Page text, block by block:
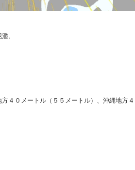
、
４０メートル（５５メートル）、沖縄地方